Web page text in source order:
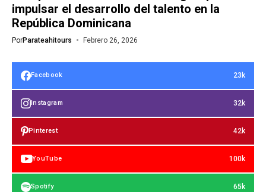
impulsar el desarrollo del talento en la
República Dominicana
PorParateahitours Febrero 26, 2026
Facebook 23k
Instagram 32k
Pinterest 42k
YouTube 100k
Spotify 65k